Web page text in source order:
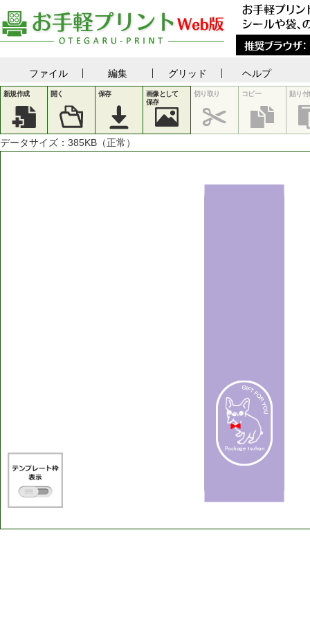
ファイル 編集 グリッド ヘルプ
新規作成 開く 保存
画像として
保存
切り取り コピー 貼り付
データサイズ： 385KB（正常）
Package tsuhan